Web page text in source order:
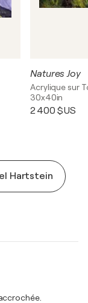
Natures Joy
Acrylique sur
30x40in
2 400 $US
Hartstein